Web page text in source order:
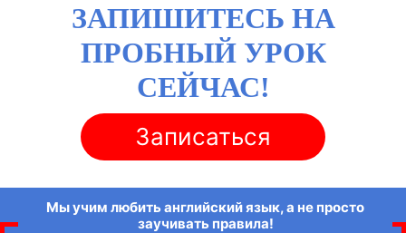
ЗАПИШИТЕСЬ НА
ПРОБНЫЙ УРОК
СЕЙЧАС!
Записаться
Мы учим любить английский язык, а не просто
заучивать правила!